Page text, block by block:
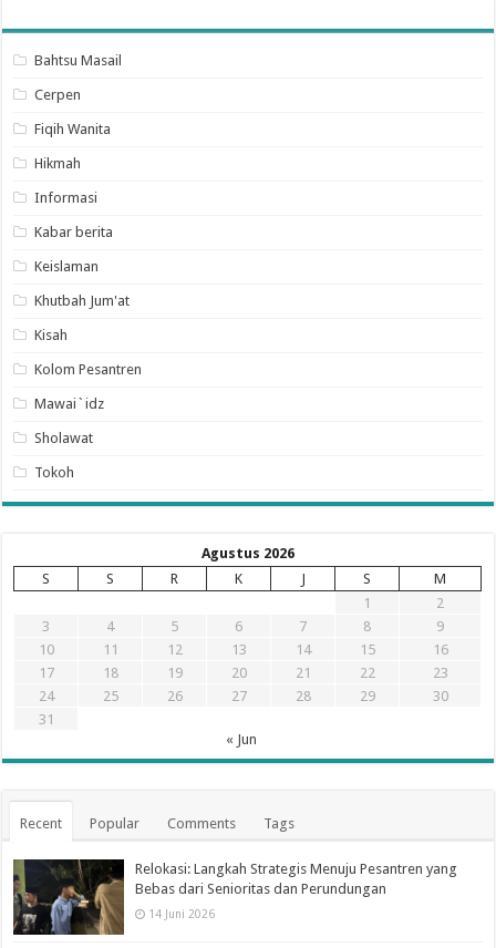
Bahtsu Masail
Cerpen
Fiqih Wanita
Hikmah
Informasi
Kabar berita
Keislaman
Khutbah Jum'at
Kisah
Kolom Pesantren
Mawai`idz
Sholawat
Tokoh
Agustus 2026
S
S R K J S
M
1
2
3
4 5 6 7 8
9
10
11 12 13 14 15
16
17
18 19 20 21 22
23
24
25 26 27 28 29
30
31
« Jun
Recent Popular Comments Tags
Relokasi: Langkah Strategis Menuju Pesantren yang
Bebas dari Senioritas dan Perundungan
14 Juni 2026